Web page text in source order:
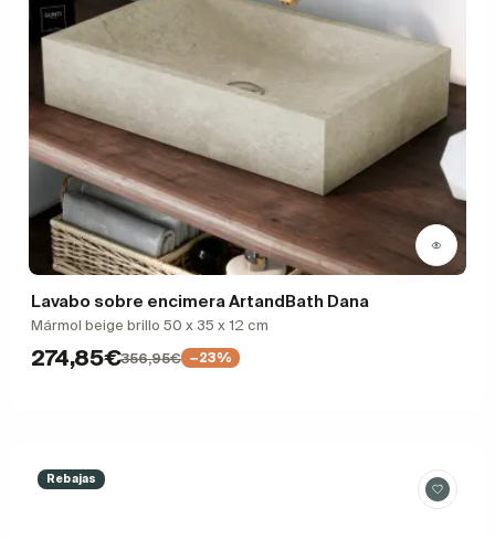
Lavabo sobre encimera ArtandBath Dana
Mármol beige brillo 50 x 35 x 12 cm
274,85€356,95€ −23%
Rebajas